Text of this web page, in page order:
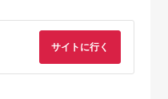
サイトに行く